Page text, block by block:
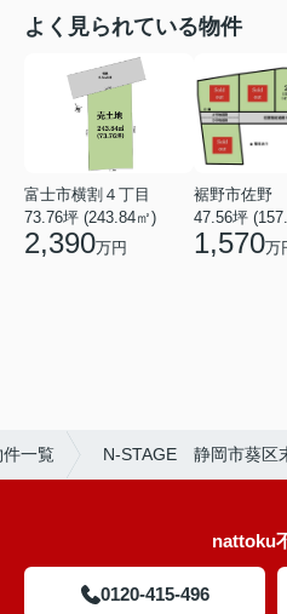
よく見られている物件
富士市横割４丁目
73.76坪 (243.84㎡)
2,390万円
裾野市佐野
47.56坪
1,570万
一覧 N-STAGE 静岡市葵区
nattoku
0120-415-496